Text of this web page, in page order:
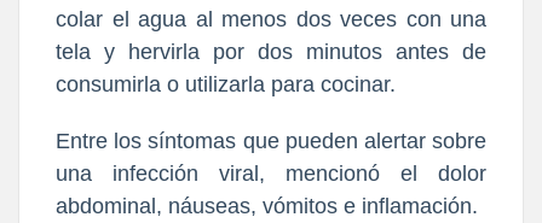
colar el agua al menos dos veces con una
tela y hervirla por dos minutos antes de
consumirla o utilizarla para cocinar.
Entre los síntomas que pueden alertar sobre
una infección viral, mencionó el dolor
abdominal, náuseas, vómitos e inflamación.